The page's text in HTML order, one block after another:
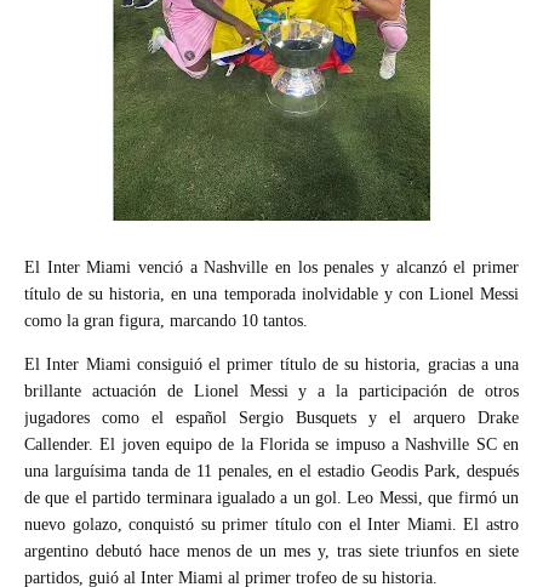
El Inter Miami venció a Nashville en los penales y alcanzó el primer
título de su historia, en una temporada inolvidable y con Lionel Messi
como la gran figura, marcando 10 tantos.
El Inter Miami consiguió el primer título de su historia, gracias a una
brillante actuación de Lionel Messi y a la participación de otros
jugadores como el español Sergio Busquets y el arquero Drake
Callender. El joven equipo de la Florida se impuso a Nashville SC en
una larguísima tanda de 11 penales, en el estadio Geodis Park, después
de que el partido terminara igualado a un gol. Leo Messi, que firmó un
nuevo golazo, conquistó su primer título con el Inter Miami. El astro
argentino debutó hace menos de un mes y, tras siete triunfos en siete
partidos, guió al Inter Miami al primer trofeo de su historia.